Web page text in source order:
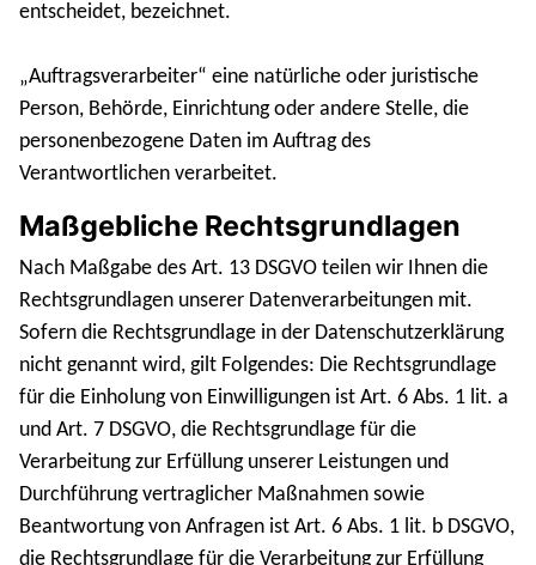
entscheidet, bezeichnet.
„Auftragsverarbeiter“ eine natürliche oder juristische
Person, Behörde, Einrichtung oder andere Stelle, die
personenbezogene Daten im Auftrag des
Verantwortlichen verarbeitet.
Maßgebliche Rechtsgrundlagen
Nach Maßgabe des Art. 13 DSGVO teilen wir Ihnen die
Rechtsgrundlagen unserer Datenverarbeitungen mit.
Sofern die Rechtsgrundlage in der Datenschutzerklärung
nicht genannt wird, gilt Folgendes: Die Rechtsgrundlage
für die Einholung von Einwilligungen ist Art. 6 Abs. 1 lit. a
und Art. 7 DSGVO, die Rechtsgrundlage für die
Verarbeitung zur Erfüllung unserer Leistungen und
Durchführung vertraglicher Maßnahmen sowie
Beantwortung von Anfragen ist Art. 6 Abs. 1 lit. b DSGVO,
die Rechtsgrundlage für die Verarbeitung zur Erfüllung